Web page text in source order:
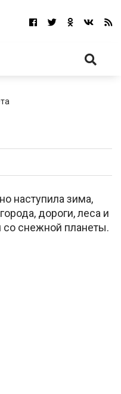
наступила зима,
дороги, леса и
снежной планеты.